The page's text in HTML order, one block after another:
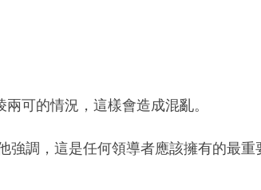
可的情況，這樣會造成混亂。
強調，這是任何領導者應該擁有的最